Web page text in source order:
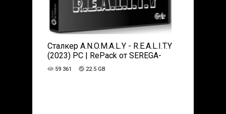
Сталкер A.N.O.M.A.L.Y - R.E.A.L.I.T.Y
(2023) PC | RePack от SEREGA-
LUS59 361 22.5 GB